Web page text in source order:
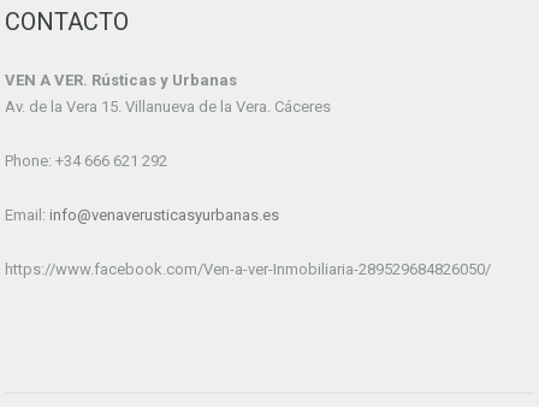
CONTACTO
VEN A VER. Rústicas y Urbanas
Av. de la Vera 15. Villanueva de la Vera. Cáceres
Phone: +34 666 621 292
Email: info@venaverusticasyurbanas.es
https://www.facebook.com/Ven-a-ver-Inmobiliaria-289529684826050/